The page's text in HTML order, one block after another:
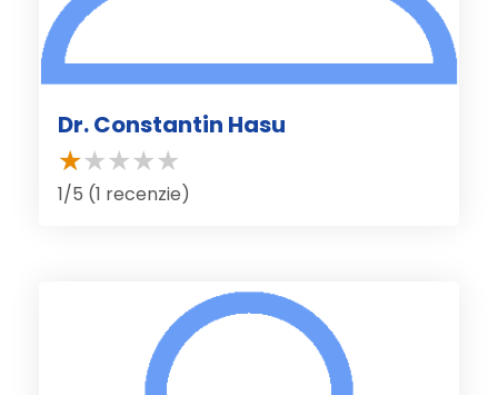
Dr. Constantin Hasu
1/5 (1 recenzie)